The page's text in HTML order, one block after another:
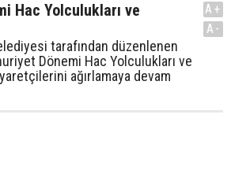
Hac Yolculukları ve
tarafından düzenlenen
Dönemi Hac Yolculukları ve
ağırlamaya devam
A+
A-